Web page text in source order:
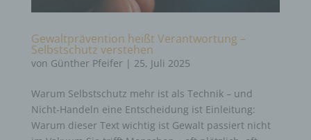
Gewaltprävention heißt Verantwortung –
Selbstschutz verstehen
von Günther Pfeifer| 25, Juli 2025
Warum Selbstschutz mehr ist als Technik – und
Nicht-Handeln eine Entscheidung ist Einleitung:
Warum dieser Text wichtig ist Gewalt passiert nicht